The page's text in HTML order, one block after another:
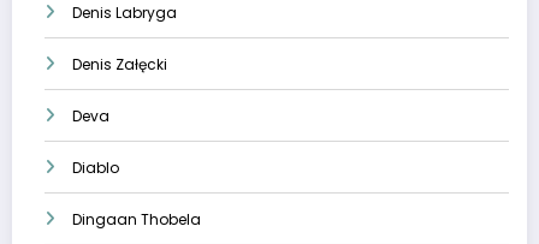
Denis Labryga
Denis Załęcki
Deva
Diablo
Dingaan Thobela